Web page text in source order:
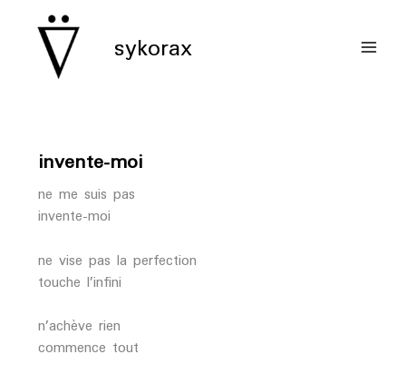
contenu sykorax
invente-moi
ne me suis pas
invente-moi
ne vise pas la perfection
touche l’infini
n’achève rien
commence tout